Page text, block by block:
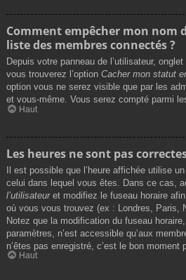
Comment empêcher mon nom
liste des membres connectés ?
Depuis votre panneau de l’utilisateur,
vous trouverez l’option Cacher mon statut
option vous ne serez visible que par les
et vous-même. Vous serez compté parmi
Haut
Les heures ne sont pas
Il est possible que l’heure affichée utilise
celui dans lequel vous êtes. Dans ce cas,
l’utilisateuret modifiez le fuseau horaire
où vous vous trouvez (ex : Londres, Paris,
Notez que la modification du fuseau
paramètres, n’est accessible qu’aux
n’êtes pas enregistré, c’est le bon moment
Haut